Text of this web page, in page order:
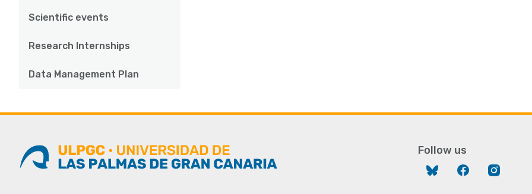
Scientific events
Research Internships
Data Management Plan
Follow us
Bluesky Facebook